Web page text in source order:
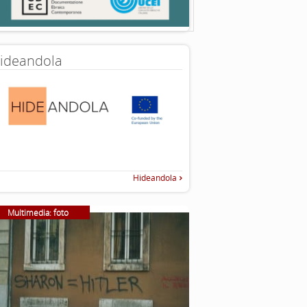
Hideandola
Multimedia: foto